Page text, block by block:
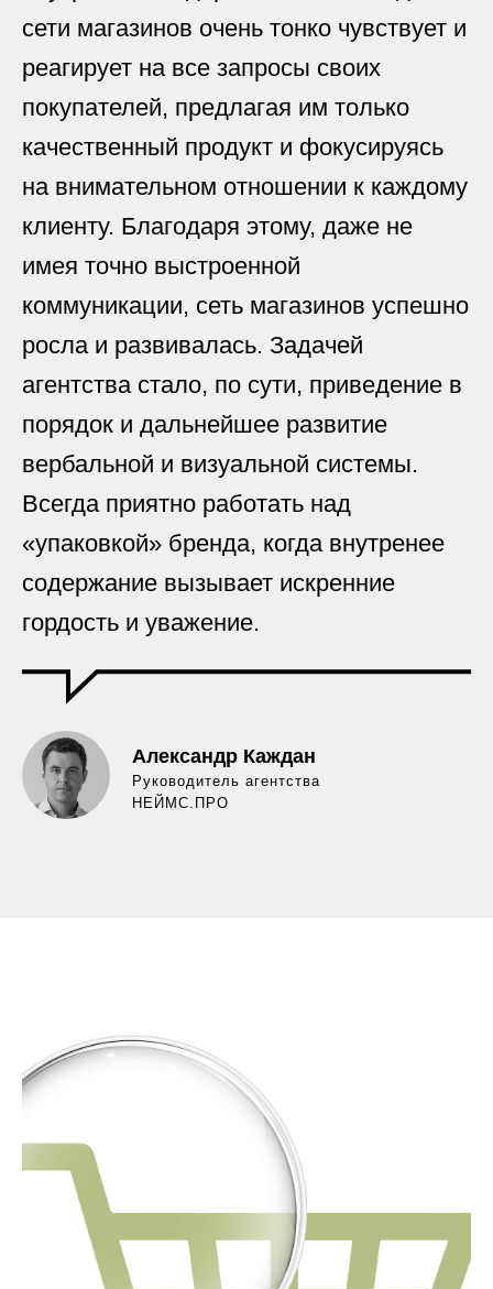
сети магазинов очень тонко чувствует и
реагирует на все запросы своих
покупателей, предлагая им только
качественный продукт и фокусируясь
на внимательном отношении к каждому
клиенту. Благодаря этому, даже не
имея точно выстроенной
коммуникации, сеть магазинов успешно
росла и развивалась. Задачей
агентства стало, по сути, приведение в
порядок и дальнейшее развитие
вербальной и визуальной системы.
Всегда приятно работать над
«упаковкой» бренда, когда внутренее
содержание вызывает искренние
гордость и уважение.
Александр Каждан
Руководитель агентства
НЕЙМС.ПРО